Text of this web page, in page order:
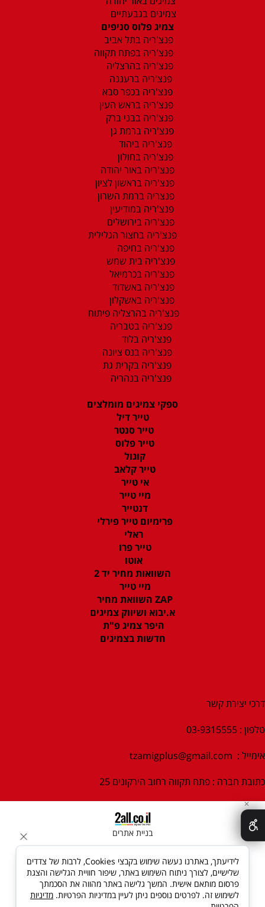
צמיגים בגבעתיים
צמיג פלוס סניפים
פנצ'ריה בתל אביב
פנצ'ריה בפתח תקווה
פנצ'ריה בהרצליה
פנצ'ריה ברעננה
פנצ'ריה בכפר סבא
פנצ'ריה בראש העין
פנצ'ריה בבני ברק
פנצ'ריה ברמת גן
פנצ'ריה ביהוד
פנצ'ריה בחולון
פנצ'ריה באור יהודה
פנצ'ריה בראשון לציון
פנצריה ברמת השרון
פנצ'ריה במודיעין
פנצ'ריה בירושלים
פנצ'ריה בחצור הגלילית
פנצ'ריה בחיפה
פנצ'ריה בית שמש
פנצ'ריה בכרמיאל
פנצ'ריה באשדוד
פנצ'ריה באשקלון
פנצ'ריה בהרצליה פיתוח
פנצ'ריה בטבריה
פנצ'ריה בלוד
פנצ'ריה בנס ציונה
פנצ'ריה בקרית גת
פנצ'ריה בנהריה
ספקי צמיגים מומלצים
טייר דיל
טייר סנטר
טייר פלוס
קוגול
טייר קלאב
אי טייר
מיי טייר
דנטייר
פרימיום טייר פירלי
ראלי
טייר פרו
אוטו
השוואות מחיר יד 2
מיי טייר
ZAP השוואת מחיר
א.יבוא ושיווק צמיגים
היפר צמיג פ"ת
חדשות בצמיגים
דרכי יצירת קשר
טלפון : 03-9315555
אימייל : tzamigplus@gmail.com
כתובת חברה : פתח תקווה רחוב הירקונים 25
בניית אתרים
✕
לידיעתך, באתרנו נעשה שימוש בקבצי Cookies, לרבות של צדדים
שלישיים, לצורך ניתוח השימוש באתר, שיפור חוויית הגלישה והצגת
פרסום מותאם אישית. המשך גלישה באתר מהווה את הסכמתך
לשימוש זה. לפרטים נוספים ניתן לעיין במדיניות הפרטיות. מדיניות